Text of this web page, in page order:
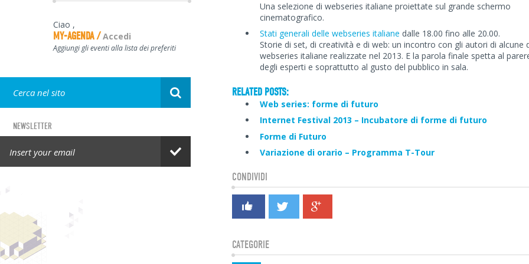
Ciao ,
MY-AGENDA Accedi
Aggiungi gli eventi alla lista dei preferiti
NEWSLETTER
Una selezione di webseries italiane proiettate sul grande schermo
cinematografico.
Stati generali delle webseries italiane dalle 18.00 fino alle 20.00.
Storie di set, di creatività e di web: un incontro con gli autori di alcune
webseries italiane realizzate nel 2013. E la parola finale spetta al
degli esperti e soprattutto al gusto del pubblico in sala.
RELATED POSTS:
Web series: forme di futuro
Internet Festival 2013 – Incubatore di forme di futuro
Forme di Futuro
Variazione di orario – Programma T-Tour
CONDIVIDI
CATEGORIE